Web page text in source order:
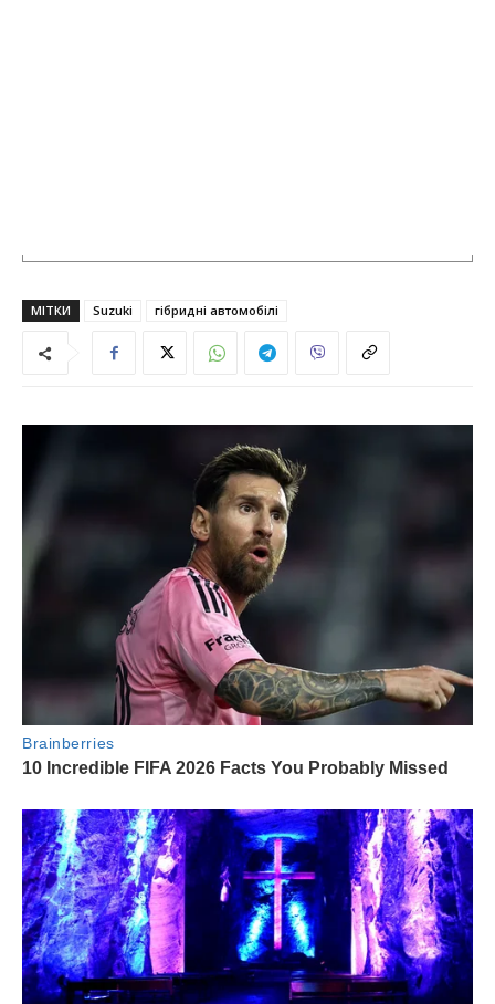
МІТКИ Suzuki гібридні автомобілі